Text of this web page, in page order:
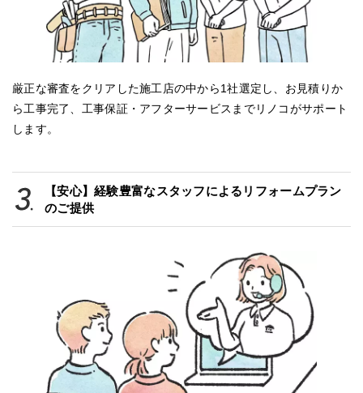
厳正な審査をクリアした施工店の中から1社選定し、お見積りか
ら工事完了、工事保証・アフターサービスまでリノコがサポート
します。
【安心】経験豊富なスタッフによるリフォームプラン
のご提供